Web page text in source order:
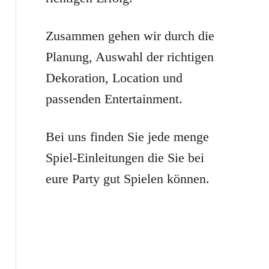
:Zusammen gehen wir durch die
Planung, Auswahl der richtigen
Dekoration, Location und
passenden Entertainment.
Bei uns finden Sie jede menge
Spiel-Einleitungen die Sie bei
eure Party gut Spielen können.